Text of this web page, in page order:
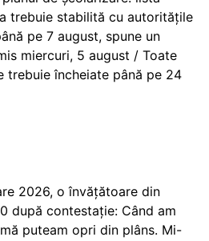
trebuie stabilită cu autoritățile
pe 7 august, spune un
miercuri, 5 august / Toate
trebuie încheiate până pe 24
2026, o învățătoare din
după contestație: Când am
puteam opri din plâns. Mi-